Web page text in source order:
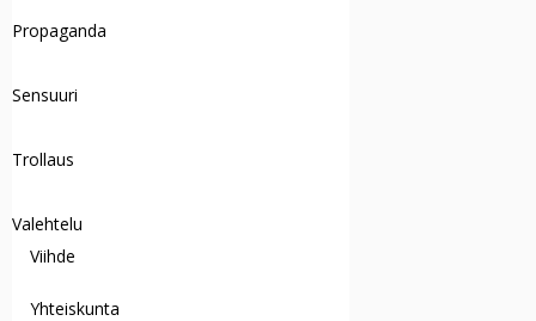
Propaganda
Sensuuri
Trollaus
Valehtelu
Viihde
Yhteiskunta